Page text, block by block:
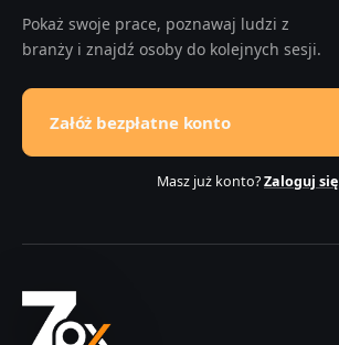
Pokaż swoje prace, poznawaj ludzi z
branży i znajdź osoby do kolejnych sesji.
Załóż bezpłatne konto
Masz już konto?Zaloguj się